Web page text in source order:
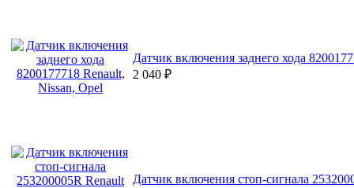
Датчик включения заднего хода
2 040 ₽
Датчик включения стоп-сигнала